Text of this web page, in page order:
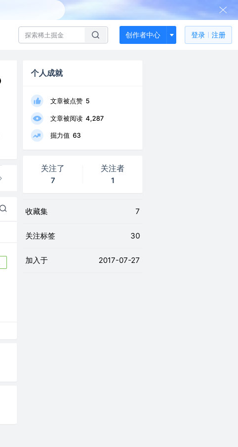
创作者中心 登录 注册
个人成就
文章被点赞 5
文章被阅读 4,287
掘力值 63
关注了
7
关注者
1
收藏集 7
关注标签 30
加入于 2017-07-27